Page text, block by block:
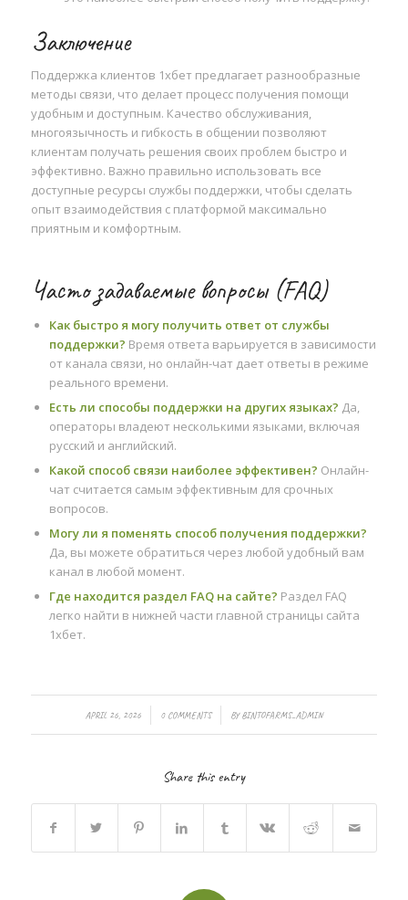
Заключение
Поддержка клиентов 1хбет предлагает разнообразные
методы связи, что делает процесс получения помощи
удобным и доступным. Качество обслуживания,
многоязычность и гибкость в общении позволяют
клиентам получать решения своих проблем быстро и
эффективно. Важно правильно использовать все
доступные ресурсы службы поддержки, чтобы сделать
опыт взаимодействия с платформой максимально
приятным и комфортным.
Часто задаваемые вопросы (FAQ)
Как быстро я могу получить ответ от службы
поддержки? Время ответа варьируется в зависимости
от канала связи, но онлайн-чат дает ответы в режиме
реального времени.
Есть ли способы поддержки на других языках? Да,
операторы владеют несколькими языками, включая
русский и английский.
Какой способ связи наиболее эффективен? Онлайн-
чат считается самым эффективным для срочных
вопросов.
Могу ли я поменять способ получения поддержки?
Да, вы можете обратиться через любой удобный вам
канал в любой момент.
Где находится раздел FAQ на сайте? Раздел FAQ
легко найти в нижней части главной страницы сайта
1хбет.
APRIL 26, 2026
/ 0 COMMENTS
/ BYBINTOFARMS_ADMIN
Share this entry